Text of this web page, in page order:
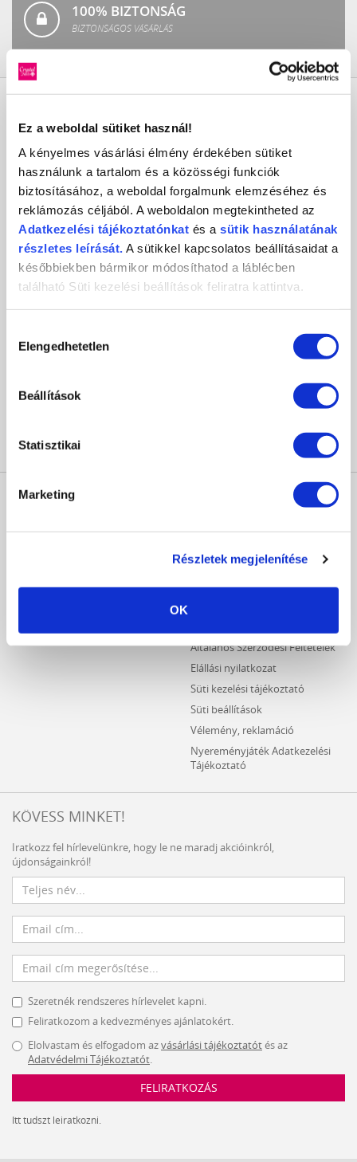
Ez a weboldal sütiket használ!
A kényelmes vásárlási élmény érdekében sütiket
használunk a tartalom és a közösségi funkciók
biztosításához, a weboldal forgalmunk elemzéséhez és
reklámozás céljából. A weboldalon megtekintheted az
Adatkezelési tájékoztatónkat és a sütik használatának
részletes leírását. A sütikkel kapcsolatos beállításaidat a
későbbiekben bármikor módosíthatod a láblécben
található Süti kezelési beállítások feliratra kattintva.
kiválasztása
Elengedhetetlen
Beállítások
Statisztikai
Marketing
Részletek megjelenítése
OK
100% BIZTONSÁG
BIZTONSÁGOS VÁSÁRLÁS
Crystal
Nails
CosmoPro
Kft.
Crystal Nails
CosmoPro Kft.
1085
Hungary
+36 1 / 334 1924
ugyfelszolgalat@crystalnails.hu
MŰKÖRÖM
WEBÁRUHÁZ
Vásárlói információk
Fizetési információk
Általános Szerződési Feltételek
Elállási nyilatkozat
Süti kezelési tájékoztató
Süti beállítások
Vélemény, reklamáció
Nyereményjáték Adatkezelési
Tájékoztató
KÖVESS MINKET!
Iratkozz fel hírlevelünkre, hogy le ne maradj akcióinkról,
újdonságainkról!
Szeretnék rendszeres hírlevelet kapni.
Feliratkozom a kedvezményes ajánlatokért.
Elolvastam és elfogadom azvásárlási tájékoztatótés az
Adatvédelmi Tájékoztatót.
FELIRATKOZÁS
Itt tudszt leiratkozni.